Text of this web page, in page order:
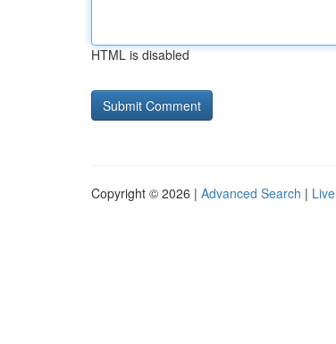
HTML is disabled
Copyright © 2026 | Advanced Search | Live